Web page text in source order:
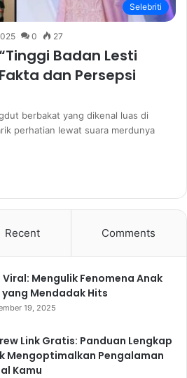
Selebriti
0 27
Badan Lesti
dan Persepsi
berbakat yang dikenal luas di
perhatian lewat suara merdunya
Recent Comments
Viral: Mengulik Fenomena Anak
yang Mendadak Hits
19, 2025
Link Gratis: Panduan Lengkap
Mengoptimalkan Pengalaman
Kamu